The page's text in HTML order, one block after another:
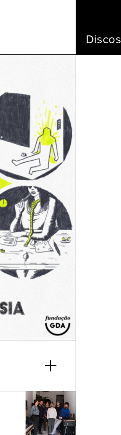
Discos